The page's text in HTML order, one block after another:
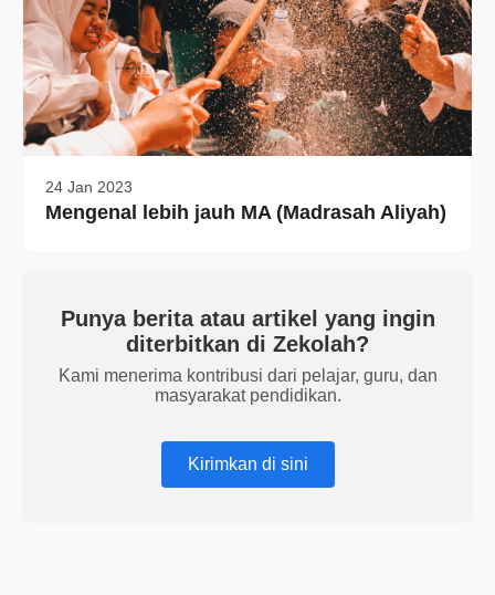
24 Jan 2023
Mengenal lebih jauh MA (Madrasah Aliyah)
Punya berita atau artikel yang ingin
diterbitkan di Zekolah?
Kami menerima kontribusi dari pelajar, guru, dan
masyarakat pendidikan.
Kirimkan di sini